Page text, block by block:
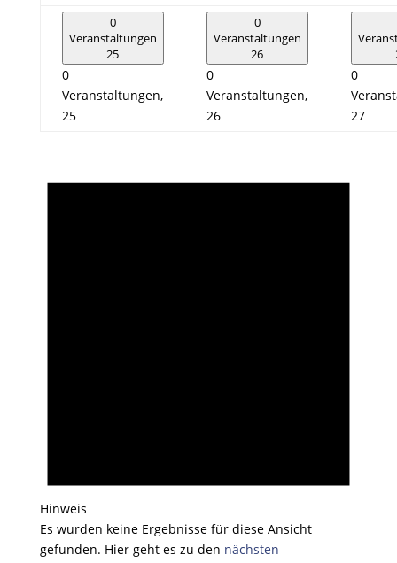
0
Veranstaltungen
25
0
Veranstaltungen,
25
0
Veranstaltungen
26
0
Veranstaltungen,
26
0
27
Hinweis
Es wurden keine Ergebnisse für diese Ansicht
gefunden. Hier geht es zu den nächsten